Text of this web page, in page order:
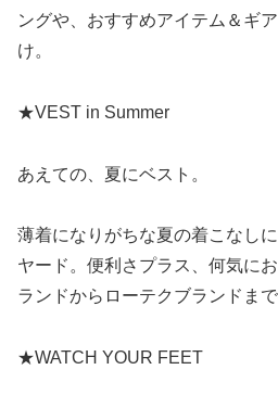
ングや、おすすめアイテム＆ギ
け。
★VEST in Summer
あえての、夏にベスト。
薄着になりがちな夏の着こなし
ヤード。便利さプラス、何気に
ランドからローテクブランドま
★WATCH YOUR FEET